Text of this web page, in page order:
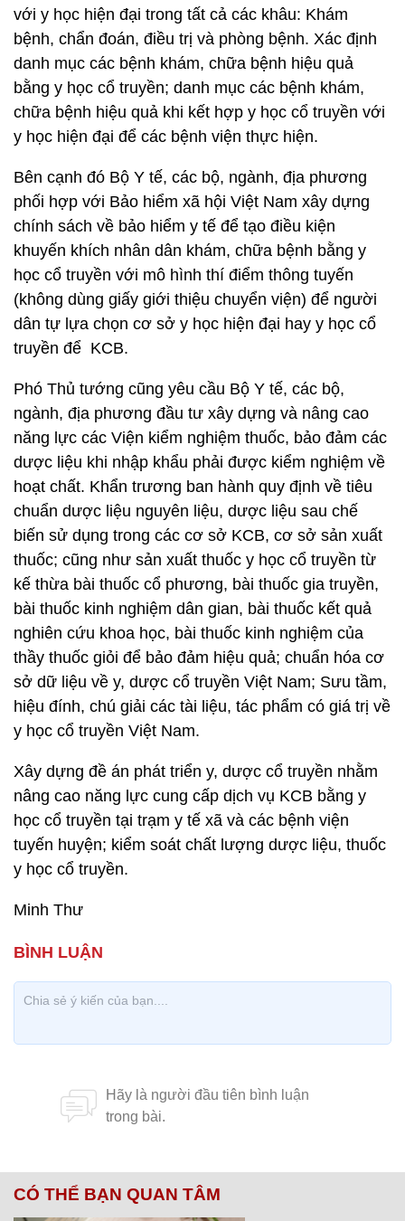
với y học hiện đại trong tất cả các khâu: Khám
bệnh, chẩn đoán, điều trị và phòng bệnh. Xác định
danh mục các bệnh khám, chữa bệnh hiệu quả
bằng y học cổ truyền; danh mục các bệnh khám,
chữa bệnh hiệu quả khi kết hợp y học cổ truyền với
y học hiện đại để các bệnh viện thực hiện.
Bên cạnh đó Bộ Y tế, các bộ, ngành, địa phương
phối hợp với Bảo hiểm xã hội Việt Nam xây dựng
chính sách về bảo hiểm y tế để tạo điều kiện
khuyến khích nhân dân khám, chữa bệnh bằng y
học cổ truyền với mô hình thí điểm thông tuyến
(không dùng giấy giới thiệu chuyển viện) để người
dân tự lựa chọn cơ sở y học hiện đại hay y học cổ
truyền để KCB.
Phó Thủ tướng cũng yêu cầu Bộ Y tế, các bộ,
ngành, địa phương đầu tư xây dựng và nâng cao
năng lực các Viện kiểm nghiệm thuốc, bảo đảm các
dược liệu khi nhập khẩu phải được kiểm nghiệm về
hoạt chất. Khẩn trương ban hành quy định về tiêu
chuẩn dược liệu nguyên liệu, dược liệu sau chế
biến sử dụng trong các cơ sở KCB, cơ sở sản xuất
thuốc; cũng như sản xuất thuốc y học cổ truyền từ
kế thừa bài thuốc cổ phương, bài thuốc gia truyền,
bài thuốc kinh nghiệm dân gian, bài thuốc kết quả
nghiên cứu khoa học, bài thuốc kinh nghiệm của
thầy thuốc giỏi để bảo đảm hiệu quả; chuẩn hóa cơ
sở dữ liệu về y, dược cổ truyền Việt Nam; Sưu tầm,
hiệu đính, chú giải các tài liệu, tác phẩm có giá trị về
y học cổ truyền Việt Nam.
Xây dựng đề án phát triển y, dược cổ truyền nhằm
nâng cao năng lực cung cấp dịch vụ KCB bằng y
học cổ truyền tại trạm y tế xã và các bệnh viện
tuyến huyện; kiểm soát chất lượng dược liệu, thuốc
y học cổ truyền.
Minh Thư
CÓ THỂ BẠN QUAN TÂM